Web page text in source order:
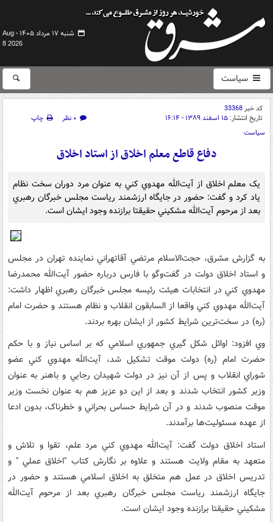
شنبه ۱۷ مرداد ۱۴۰۵ -
Aug
8 2026
سیاست
کد خبر33368
تاریخ انتشار: ۱۵ اسفند ۱۳۸۹ - ۱۶:۱۴ ۰ نظر
چاپ
سیاست
دفاع قاطع معلم اخلاق از استاد اخلاق
يک معلم اخلاق از آيت‌الله مهدوي کني به عنوان مرد دوران سخت نظام
ياد کرد و گفت: حضور در جايگاه ارزشمند رياست مجلس خبرگان رهبري
بعد از مرحوم آيت‌الله مشکيني حقيقتا برازنده وجود ايشان است.
به گزارش مشرق، حجت‌الاسلام مرتضي آقاتهراني نماينده تهران در مجلس
و استاد اخلاق دولت در گفت‌وگو با فارس درباره حضور آيت‌الله محمدرضا
مهدوي کني در انتخابات هيئت رئيسه مجلس خبرگان رهبري اظهار داشت:
آيت‌الله مهدوي کني واقعا از السابقون انقلاب و نظام هستند و حضرت امام
(ره) در سخت‌ترين شرايط کشور از ايشان بهره بردند.
وي افزود: اوائل شکل گيري جمهوري اسلامي که بر اساس نياز و با حکم
حضرت امام (ره) دولت موقت تشکيل شد، آيت‌الله مهدوي کني عضو
شوراي انقلاب و پس از آن نيز در دولت‌ شهيدان رجايي و باهنر به عنوان
وزير کشور انتخاب شدند و بعد از اين دو عزيز هم به عنوان نخست وزير
موقت منصوب شدند و در آن شرايط حساس بحراني و خطرناک، بدون ادعا
از عهده مسئوليت‌ها برآمدند.
استاد اخلاق دولت گفت: آيت‌الله مهدوي کني مرد علم، تقوا و تلاش و
متعهد به مقام ولايت هستند و علاوه بر نگارش کتاب "اخلاق عملي " و
تدريس اخلاق در عمل هم متخلق به اخلاق اسلامي هستند و حضور در
جايگاه ارزشمند رياست مجلس خبرگان رهبري بعد از مرحوم آيت‌الله
مشکيني حقيقتا برازنده وجود ايشان است.